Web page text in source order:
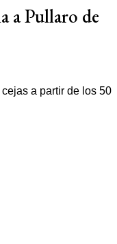
a Pullaro de